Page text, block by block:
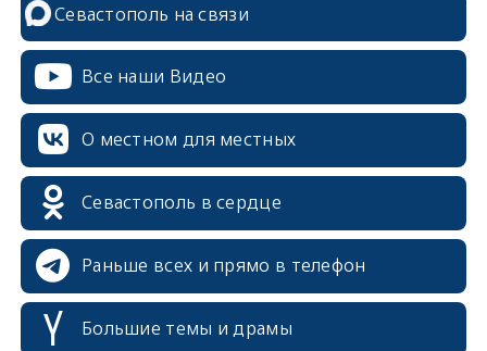
Севастополь на связи
Все наши Видео
О местном для местных
Севастополь в сердце
Раньше всех и прямо в телефон
Большие темы и драмы